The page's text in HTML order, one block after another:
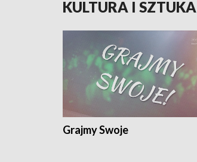
KULTURA I SZTUKA
Grajmy Swoje